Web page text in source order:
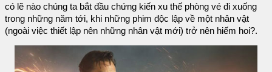
có lẽ nào chúng ta bắt đầu chứng kiến xu thế phòng vé đi xuống
trong những năm tới, khi những phim độc lập về một nhân vật
(ngoài việc thiết lập nên những nhân vật mới) trở nên hiếm hoi?.